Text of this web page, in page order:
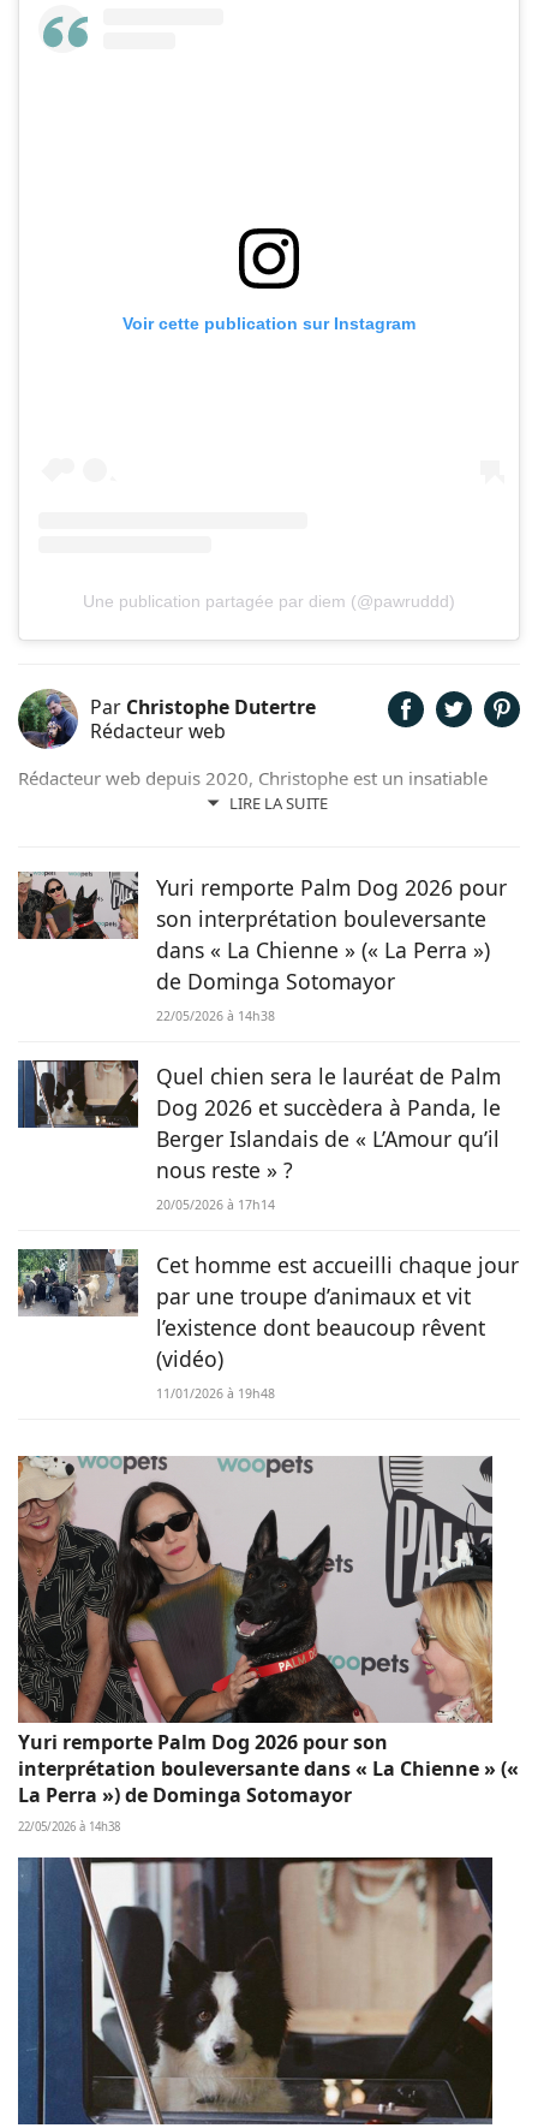
Voir cette publication sur Instagram
Une publication partagée par diem (@pawruddd)
Par Christophe Dutertre
Rédacteur web
LIRE LA SUITE
Rédacteur web depuis 2020, Christophe est un insatiable
curieux. Passionné de jardinage, de cinéma, de sciences, de
cause animale, il n’hésite pas à jouer les familles d’accueil
pour des boules de poils dans le besoin.
Yuri remporte Palm Dog 2026 pour
son interprétation bouleversante
dans « La Chienne » (« La Perra »)
de Dominga Sotomayor
22/05/2026 à 14h38
Quel chien sera le lauréat de Palm
Dog 2026 et succèdera à Panda, le
Berger Islandais de « L’Amour qu’il
nous reste » ?
20/05/2026 à 17h14
Cet homme est accueilli chaque jour
par une troupe d’animaux et vit
l’existence dont beaucoup rêvent
(vidéo)
11/01/2026 à 19h48
Yuri remporte Palm Dog 2026 pour son
interprétation bouleversante dans « La Chienne » («
La Perra ») de Dominga Sotomayor
22/05/2026 à 14h38